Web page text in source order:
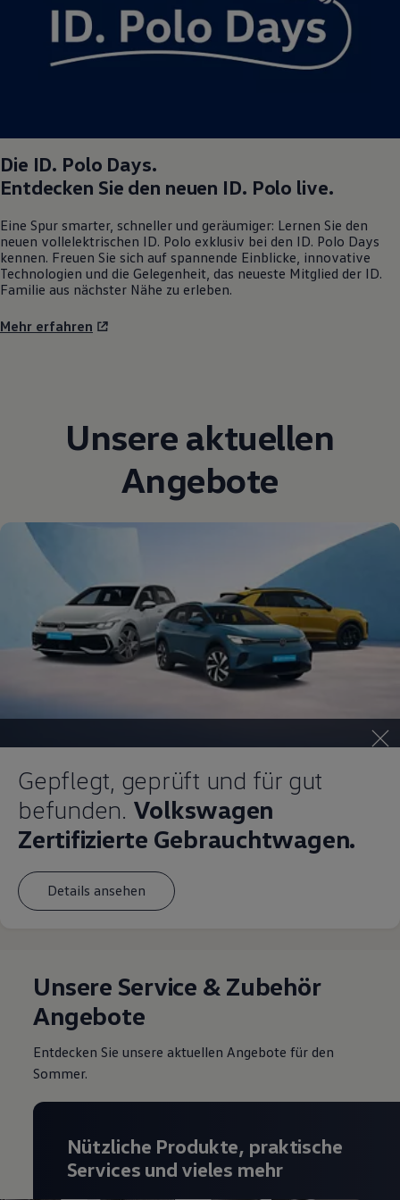
Magazin
Lifestyle
Transport
Die ID. Polo Days.
Entdecken Sie den neuen ID. Polo live.
Eine Spur smarter, schneller und geräumiger: Lernen Sie den
neuen vollelektrischen ID. Polo exklusiv bei den ID. Polo Days
kennen. Freuen Sie sich auf spannende Einblicke, innovative
Technologien und die Gelegenheit, das neueste Mitglied der ID.
Familie aus nächster Nähe zu erleben.
Mehr erfahren
Unsere aktuellen
Angebote
Gepflegt, geprüft und für gut
befunden. Volkswagen
Zertifizierte Gebrauchtwagen.
Details ansehen
Unsere Service & Zubehör
Angebote
Entdecken Sie unsere aktuellen Angebote für den
Sommer.
Nützliche Produkte, praktische
Services und vieles mehr